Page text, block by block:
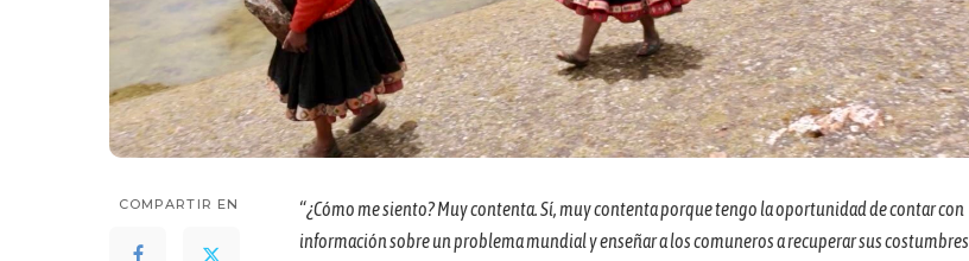
COMPARTIR EN
“¿Cómo me siento? Muy contenta. Sí, muy contenta porque tengo la oportunidad de contar con
información sobre un problema mundial y enseñar a los comuneros a recuperar sus costumbres